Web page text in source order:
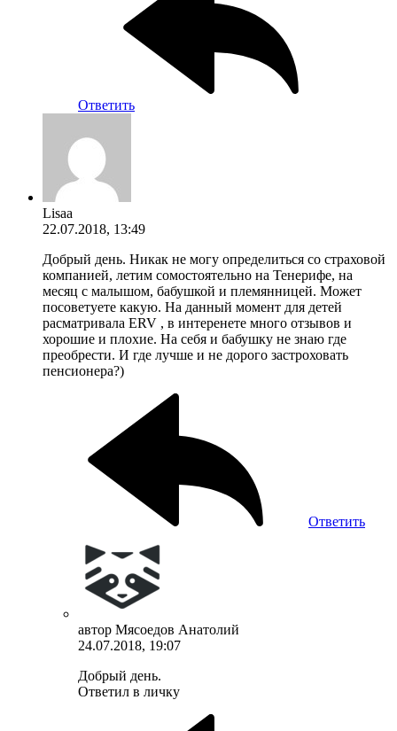
Ответить
Lisaa
22.07.2018, 13:49
Добрый день. Никак не могу определиться со страховой
компанией, летим сомостоятельно на Тенерифе, на
месяц с малышом, бабушкой и племянницей. Может
посоветуете какую. На данный момент для детей
расматривала ERV , в интеренете много отзывов и
хорошие и плохие. На себя и бабушку не знаю где
преобрести. И где лучше и не дорого застроховать
пенсионера?)
Ответить
автор Мясоедов Анатолий
24.07.2018, 19:07
Добрый день.
Ответил в личку